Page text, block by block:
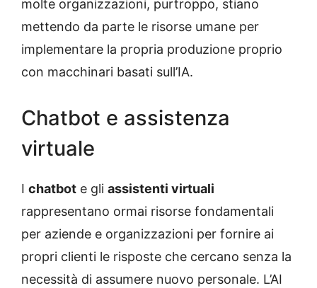
molte organizzazioni, purtroppo, stiano
mettendo da parte le risorse umane per
implementare la propria produzione proprio
con macchinari basati sull’IA.
Chatbot e assistenza
virtuale
I chatbot e gli assistenti virtuali
rappresentano ormai risorse fondamentali
per aziende e organizzazioni per fornire ai
propri clienti le risposte che cercano senza la
necessità di assumere nuovo personale. L’AI